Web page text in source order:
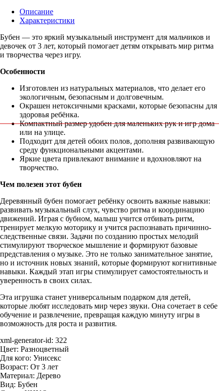
Описание
Характеристики
Бубен — это яркий музыкальный инструмент для мальчиков и
девочек от 3 лет, который помогает детям открывать мир ритма
и творчества через игру.
Особенности
Изготовлен из натуральных материалов, что делает его
экологичным, безопасным и долговечным.
Окрашен нетоксичными красками, которые безопасны для
здоровья ребёнка.
Компактный размер удобен для маленьких рук и игр дома
или на улице.
Подходит для детей обоих полов, дополняя развивающую
среду функциональными акцентами.
Яркие цвета привлекают внимание и вдохновляют на
творчество.
Чем полезен этот бубен
Деревянный бубен помогает ребёнку освоить важные навыки:
развивать музыкальный слух, чувство ритма и координацию
движений. Играя с бубном, малыш учится отбивать ритм,
тренирует мелкую моторику и учится распознавать причинно-
следственные связи. Задачи по созданию простых мелодий
стимулируют творческое мышление и формируют базовые
представления о музыке. Это не только занимательное занятие,
но и источник новых знаний, которые формируют когнитивные
навыки. Каждый этап игры стимулирует самостоятельность и
уверенность в своих силах.
Эта игрушка станет универсальным подарком для детей,
которые любят исследовать мир через звуки. Она сочетает в себе
обучение и развлечение, превращая каждую минуту игры в
возможность для роста и развития.
xml-generator-id: 322
Цвет: Разноцветный
Для кого: Унисекс
Возраст: От 3 лет
Материал: Дерево
Вид: Бубен